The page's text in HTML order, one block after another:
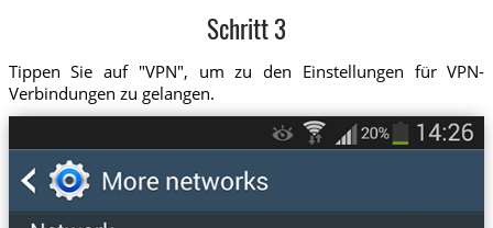
Schritt 3
Tippen Sie auf "VPN", um zu den Einstellungen für VPN-
Verbindungen zu gelangen.